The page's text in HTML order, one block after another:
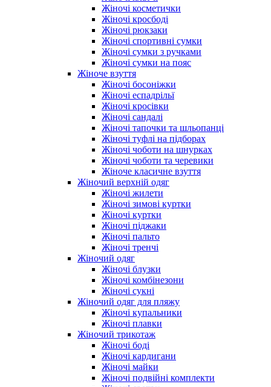
Жіночі косметички
Жіночі кросбоді
Жіночі рюкзаки
Жіночі спортивні сумки
Жіночі сумки з ручками
Жіночі сумки на пояс
Жіноче взуття
Жіночі босоніжки
Жіночі еспадрільї
Жіночі кросівки
Жіночі сандалі
Жіночі тапочки та шльопанці
Жіночі туфлі на підборах
Жіночі чоботи на шнурках
Жіночі чоботи та черевики
Жіноче класичне взуття
Жіночий верхній одяг
Жіночі жилети
Жіночі зимові куртки
Жіночі куртки
Жіночі піджаки
Жіночі пальто
Жіночі тренчі
Жіночий одяг
Жіночі блузки
Жіночі комбінезони
Жіночі сукні
Жіночий одяг для пляжу
Жіночі купальники
Жіночі плавки
Жіночий трикотаж
Жіночі боді
Жіночі кардигани
Жіночі майки
Жіночі подвійні комплекти